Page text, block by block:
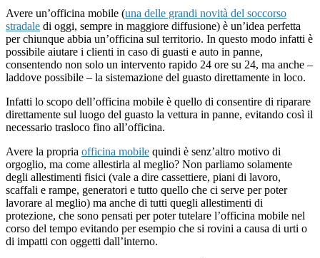
Avere un’officina mobile (una delle grandi novità del soccorso
stradale di oggi, sempre in maggiore diffusione) è un’idea perfetta
per chiunque abbia un’officina sul territorio. In questo modo infatti è
possibile aiutare i clienti in caso di guasti e auto in panne,
consentendo non solo un intervento rapido 24 ore su 24, ma anche –
laddove possibile – la sistemazione del guasto direttamente in loco.
Infatti lo scopo dell’officina mobile è quello di consentire di riparare
direttamente sul luogo del guasto la vettura in panne, evitando così il
necessario trasloco fino all’officina.
Avere la propria officina mobile quindi è senz’altro motivo di
orgoglio, ma come allestirla al meglio? Non parliamo solamente
degli allestimenti fisici (vale a dire cassettiere, piani di lavoro,
scaffali e rampe, generatori e tutto quello che ci serve per poter
lavorare al meglio) ma anche di tutti quegli allestimenti di
protezione, che sono pensati per poter tutelare l’officina mobile nel
corso del tempo evitando per esempio che si rovini a causa di urti o
di impatti con oggetti dall’interno.